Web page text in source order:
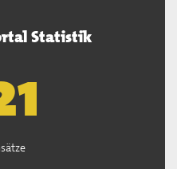
Statistik